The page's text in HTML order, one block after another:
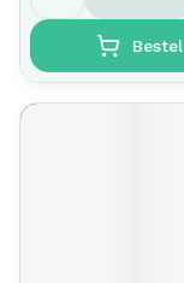
Bestel